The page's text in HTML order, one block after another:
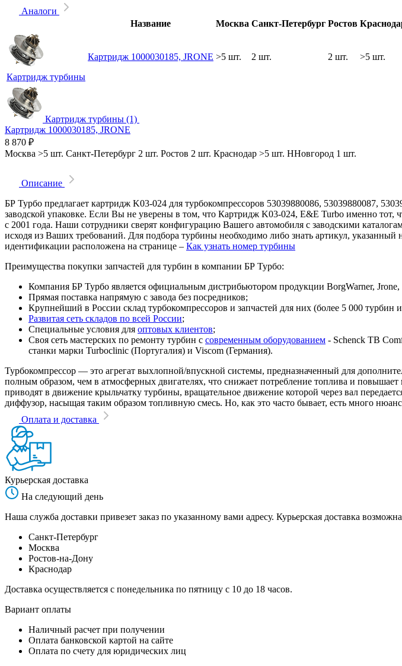
Аналоги
Название
Москва Санкт-Петербург Ростов
Картридж турбины
Картридж 1000030185, JRONE >5 шт. 2 шт. 2 шт. >5 шт.
Картридж турбины (1)
Картридж 1000030185, JRONE
8 870 ₽
Москва >5 шт. Санкт-Петербург 2 шт. Ростов 2 шт. Краснодар >5 шт. ННовгород 1 шт.
Описание
БР Турбо предлагает картридж K03-024 для турбокомпрессоров 53039880086, 53039880087,
заводской упаковке. Если Вы не уверены в том, что Картридж K03-024, E&E Turbo именно
с 2001 года. Наши сотрудники сверят конфигурацию Вашего автомобиля с заводскими
исходя из Ваших требований. Для подбора турбины необходимо либо знать артикул,
идентификации расположена на странице – Как узнать номер турбины
Преимущества покупки запчастей для турбин в компании БР Турбо:
Компания БР Турбо является официальным дистрибьютором продукции BorgWarner,
Прямая поставка напрямую с завода без посредников;
Крупнейший в России склад турбокомпрессоров и запчастей для них (более 5 000 турбин
Развитая сеть складов по всей России;
Специальные условия для оптовых клиентов;
Своя сеть мастерских по ремонту турбин с современным оборудованием - Schenck TB
станки марки Turboclinic (Португалия) и Viscom (Германия).
Турбокомпрессор — это агрегат выхлопной/впускной системы, предназначенный для
полным образом, чем в атмосферных двигателях, что снижает потребление топлива и
приводят в движение крыльчатку турбины, вращательное движение которой через вал
диффузор, насыщая таким образом топливную смесь. Но, как это часто бывает, есть много
Оплата и доставка
Курьерская доставка
На следующий день
Наша служба доставки привезет заказ по указанному вами адресу. Курьерская доставка
Санкт-Петербург
Москва
Ростов-на-Дону
Краснодар
Доставка осуществляется с понедельника по пятницу с 10 до 18 часов.
Вариант оплаты
Наличный расчет при получении
Оплата банковской картой на сайте
Оплата по счету для юридических лиц